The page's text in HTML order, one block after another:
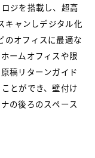
ジを搭載し、超高
キャンしデジタル化
のオフィスに最適な
ームオフィスや限
稿リターンガイド
とができ、壁付け
の後ろのスペース